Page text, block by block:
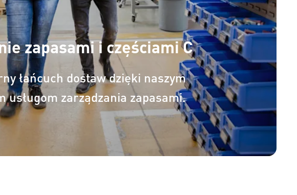
zapasami i częściami C
łańcuch dostaw dzięki naszym
usługom zarządzania zapasami.